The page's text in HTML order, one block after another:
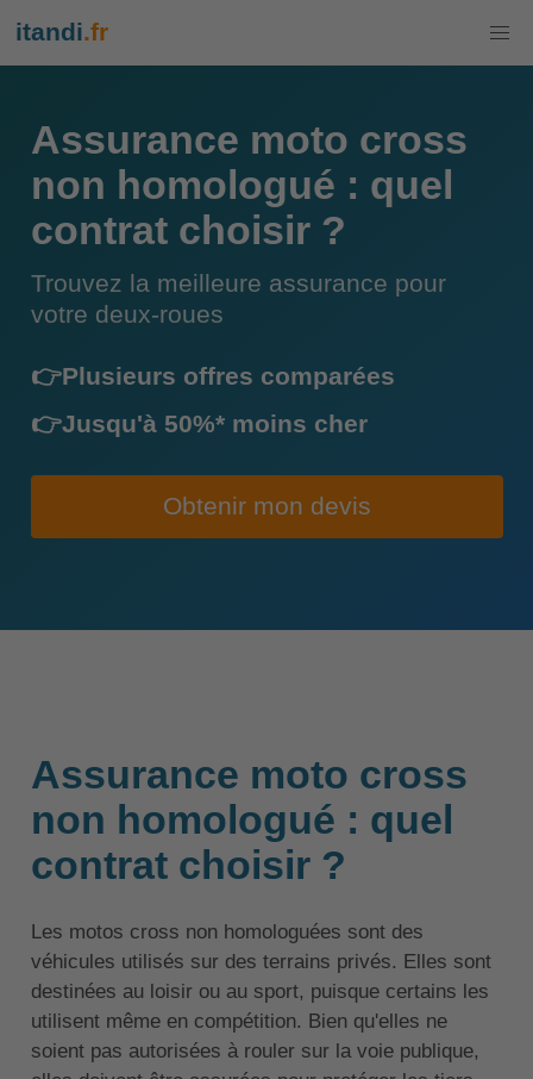
itandi.fr
Assurance moto cross
non homologué : quel
contrat choisir ?
Trouvez la meilleure assurance pour
votre deux-roues
👉Plusieurs offres comparées
👉Jusqu'à 50%* moins cher
Obtenir mon devis
Assurance moto cross
non homologué : quel
contrat choisir ?
Les motos cross non homologuées sont des
véhicules utilisés sur des terrains privés. Elles sont
destinées au loisir ou au sport, puisque certains les
utilisent même en compétition. Bien qu'elles ne
soient pas autorisées à rouler sur la voie publique,